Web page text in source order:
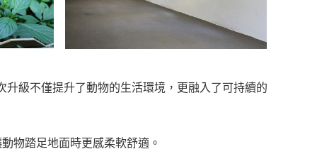
級不僅提升了動物的生活環境，更融入了可持續的
物踏足地面時更感柔軟舒適。